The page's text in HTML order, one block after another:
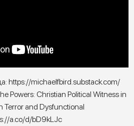
https://michaelfbird.substack.com/
Powers: Christian Political Witness in
Terror and Dysfunctional
a.co/d/bD9kLJc